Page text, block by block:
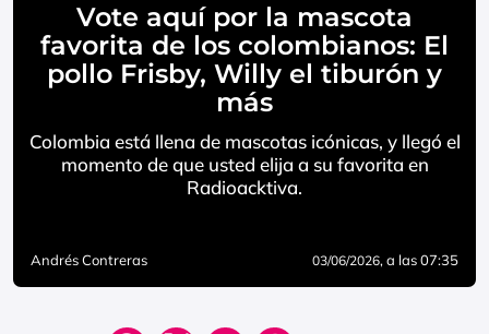
Vote aquí por la mascota
favorita de los colombianos: El
pollo Frisby, Willy el tiburón y
más
Colombia está llena de mascotas icónicas, y llegó el
momento de que usted elija a su favorita en
Radioacktiva.
Andrés Contreras 03/06/2026, a las 07:35